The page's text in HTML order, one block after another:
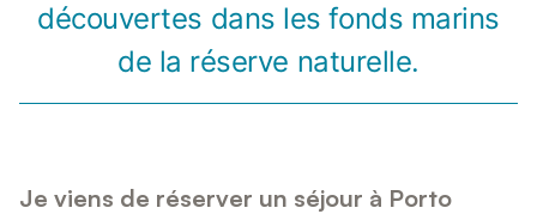
découvertes dans les fonds marins
de la réserve naturelle.
Je viens de réserver un séjour à Porto